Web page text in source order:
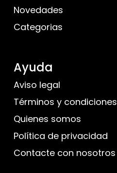
Novedades
Categorias
Ayuda
Aviso legal
Términos y condiciones
Quienes somos
Política de privacidad
Contacte con nosotros